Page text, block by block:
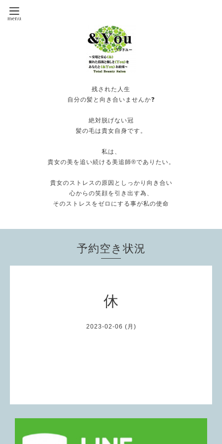
残された人生
自分の髪と向き合いませんか❓
絶対脱げない冠
髪の毛は貴女自身です。
私は、
貴女の美を追い続ける美追師®️でありたい。
貴女のストレスの原因としっかり向き合い
心からの笑顔を引き出す為、
そのストレスをゼロにする事が私の使命
予約空き状況
休
2023-02-06 (月)